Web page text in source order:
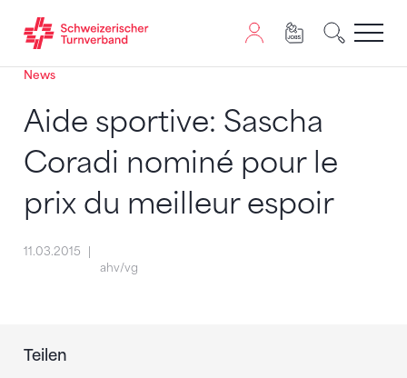
Zum Inhalt springen
Zur Sitemap navigieren
Zum Navigieren dieser Seite wird JavaScript benötigt.
News
Aide sportive: Sascha
Coradi nominé pour le
prix du meilleur espoir
11.03.2015
ahv/vg
Teilen